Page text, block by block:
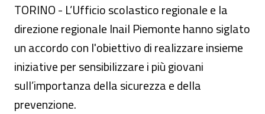
TORINO - L’Ufficio scolastico regionale e la
direzione regionale Inail Piemonte hanno siglato
un accordo con l'obiettivo di realizzare insieme
iniziative per sensibilizzare i più giovani
sull’importanza della sicurezza e della
prevenzione.